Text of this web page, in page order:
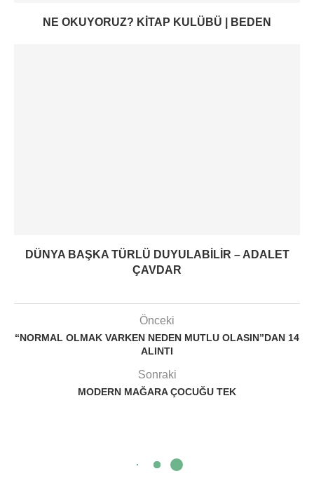
NE OKUYORUZ? KITAP KULÜBÜ | BEDEN
DÜNYA BAŞKA TÜRLÜ DUYULABILIR – ADALET
ÇAVDAR
Önceki
“NORMAL OLMAK VARKEN NEDEN MUTLU OLASIN”DAN 14
ALINTI
Sonraki
MODERN MAĞARA ÇOCUĞU TEK